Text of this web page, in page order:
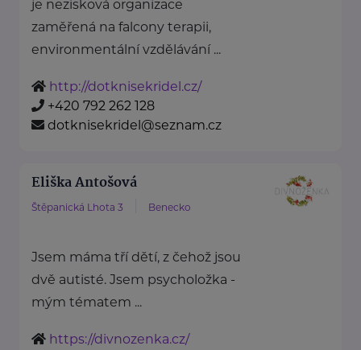
je nezisková organizace
zaměřená na falcony terapii,
environmentální vzdělávání ...
http://dotknisekridel.cz/
+420 792 262 128
dotknisekridel@seznam.cz
Eliška Antošová
Štěpanická Lhota 3 Benecko
Jsem máma tří dětí, z čehož jsou
dvě autisté. Jsem psycholožka -
mým tématem ...
https://divnozenka.cz/